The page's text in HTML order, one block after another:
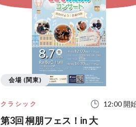
クラシック 12:00 開
第3回 桐朋フェス！in 大
会場 (関東)